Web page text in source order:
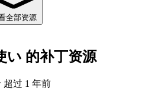
全部资源
い 的补丁资源
超过 1 年前